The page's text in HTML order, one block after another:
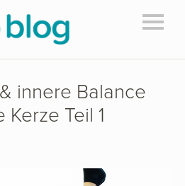
innere Balance
Kerze Teil 1